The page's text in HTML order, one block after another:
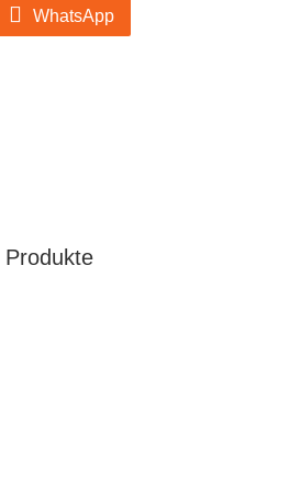
WhatsApp
Produkte